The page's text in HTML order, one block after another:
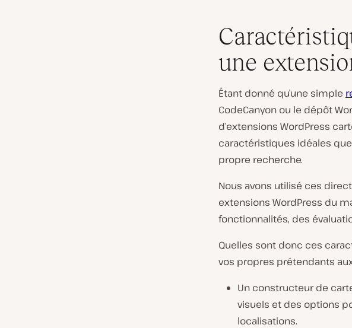
une
Étant donné qu’une simple
CodeCanyon ou le dépôt
d’extensions WordPress
caractéristiques idéales
propre recherche.
Nous avons utilisé ces
extensions WordPress du
fonctionnalités, des
Quelles sont donc ces
vos propres prétendants
Un constructeur de
visuels et des options
localisations.